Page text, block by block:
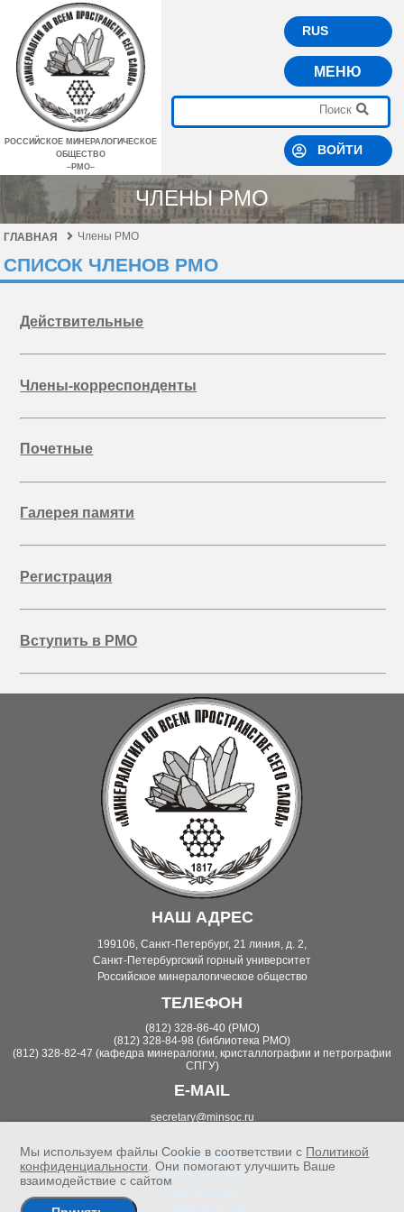
РОССИЙСКОЕ МИНЕРАЛОГИЧЕСКОЕ
ОБЩЕСТВО
–РМО–
RUS
МЕНЮ
ВОЙТИ
ЧЛЕНЫ РМО
ГЛАВНАЯ Члены РМО
СПИСОК ЧЛЕНОВ РМО
Действительные
Члены-корреспонденты
Почетные
Галерея памяти
Регистрация
Вступить в РМО
НАШ АДРЕС
199106, Санкт-Петербург, 21 линия, д. 2,
Санкт-Петербургский горный университет
Российское минералогическое общество
ТЕЛЕФОН
(812) 328-86-40 (РМО)
(812) 328-84-98 (библиотека РМО)
(812) 328-82-47 (кафедра минералогии, кристаллографии и петрографии
СПГУ)
E-MAIL
secretary@minsoc.ru
НОВОСТИ
ЗАПИСКИ РМО
Мы используем файлы Cookie в соответствии с Политикой
конфиденциальности . Они помогают улучшить Ваше
взаимодействие с сайтом